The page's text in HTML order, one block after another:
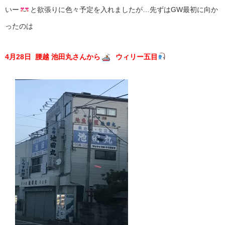
いー と欲張りに色々予定を入れましたが…先ずはGW最初に向か
ったのは
4月28日 腰越 池田丸さんから ウィリー五目